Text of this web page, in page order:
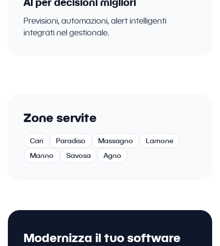
Previsioni, automazioni, alert intelligenti
integrati nel gestionale.
Zone servite
Cari Paradiso Massagno
Lamone
Manno
Savosa Agno
Modernizza il tuo software